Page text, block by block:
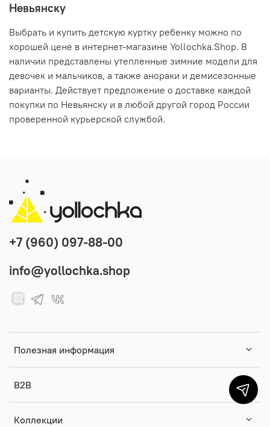
Невьянску
Выбрать и купить детскую куртку ребенку можно по
хорошей цене в интернет-магазине Yollochka.Shop. В
наличии представлены утепленные зимние модели для
девочек и мальчиков, а также анораки и демисезонные
варианты. Действует предложение о доставке каждой
покупки по Невьянску и в любой другой город России
проверенной курьерской службой.
Полезная информация
B2B
Коллекции
+7 (960) 097-88-00
info@yollochka.shop